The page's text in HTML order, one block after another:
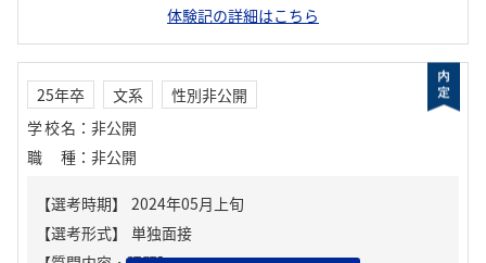
体験記の詳細はこちら
25年卒 文系
性別非公開
学校名 ： 非公開
職種 ： 非公開